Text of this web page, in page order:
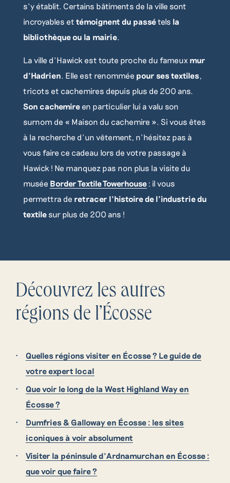
s’y établit. Certains bâtiments de la ville sont
incroyables et témoignent du passétels la
bibliothèque ou la mairie
La ville d’Hawick est toute proche du fameux mur
d’Hadrien . Elle est renommée pour ses textiles
tricots et cachemires depuis plus de 200 ans.
Son cachemire en particulier lui a valu son
surnom de « Maison du cachemire ». Si vous êtes
à la recherche d’un vêtement, n’hésitez pas à
vous faire ce cadeau lors de votre passage à
Hawick ! Ne manquez pas non plus la visite du
musée Border Textile Towerhouse : il vous
permettra de retracer l’histoire de l’industrie du
textile sur plus de 200 ans !
Découvrez les autres
régions de l’Écosse
Quelles régions visiter en Écosse ? Le guide de
votre expert local
Que voir le long de la West Highland Way en
Écosse ?
Dumfries & Galloway en Écosse : les sites
iconiques à voir absolument
Visiter la péninsule d’Ardnamurchan en Écosse :
que voir que faire ?